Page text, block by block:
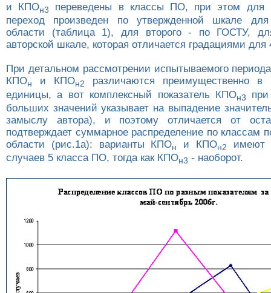
и КПОн3
переведены в классы ПО, при этом для
переход произведен по утвержденной шкале для
области (таблица 1), для второго - по ГОСТУ,
авторской шкале, которая отличается градациями для
При детальном рассмотрении испытываемого
КПОн и КПОн2
различаются преимущественно в
единицы, а вот комплексный показатель КПОн3
больших значений указывает на выпадение
замыслу автора), и поэтому отличается от
подтверждает суммарное распределение по классам
области (рис.1a): варианты КПОн и КПОн2
имеют
случаев 5 класса ПО, тогда как КПОн3 - наоборот.